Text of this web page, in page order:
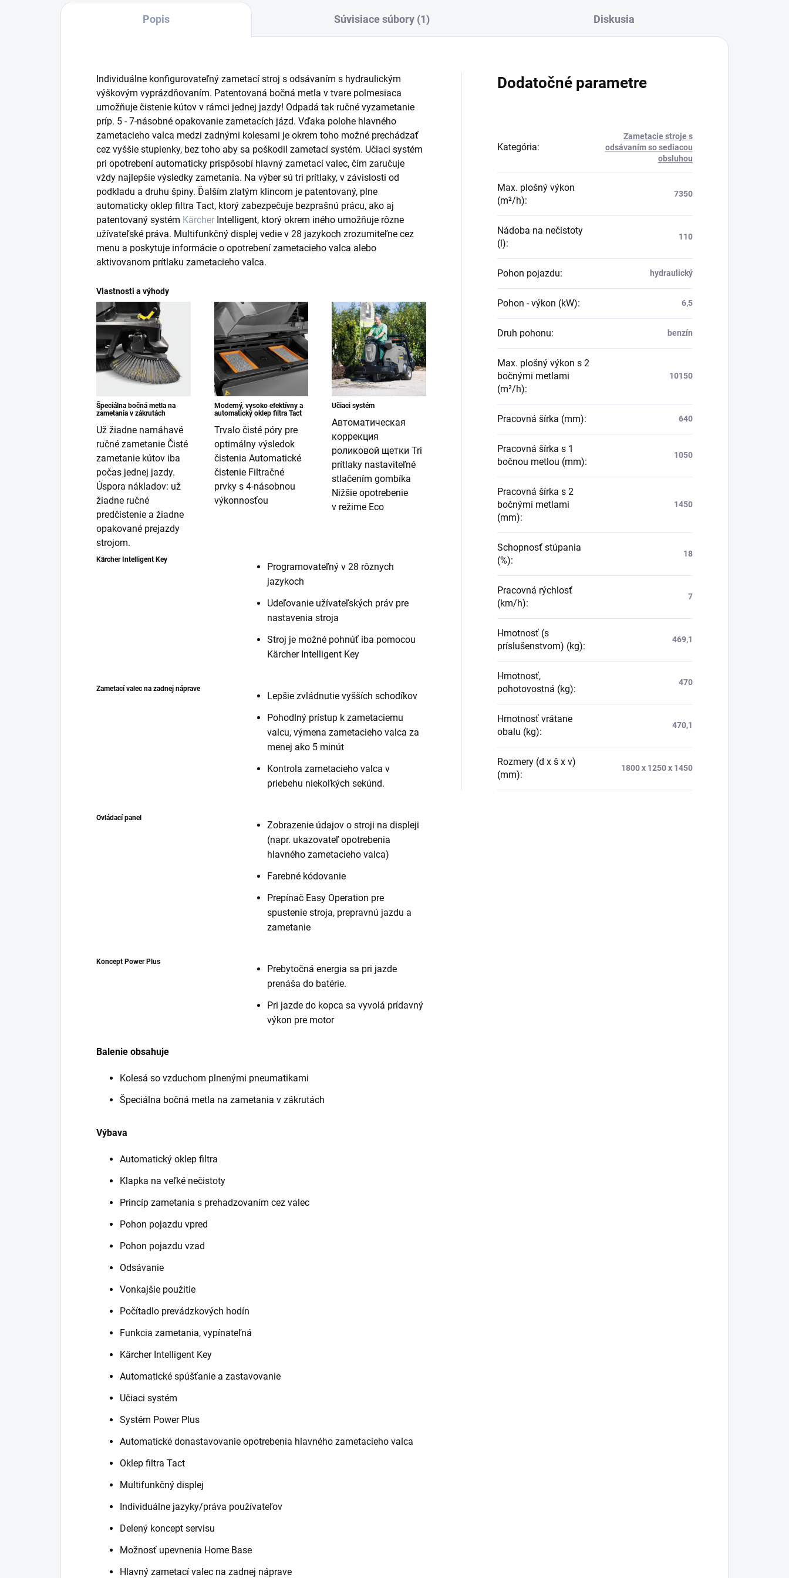
Popis Súvisiace súbory (1) Diskusia
Individuálne konfigurovateľný zametací stroj s odsávaním s hydraulickým
výškovým vyprázdňovaním. Patentovaná bočná metla v tvare polmesiaca
umožňuje čistenie kútov v rámci jednej jazdy! Odpadá tak ručné vyzametanie
príp. 5 - 7-násobné opakovanie zametacích jázd. Vďaka polohe hlavného
zametacieho valca medzi zadnými kolesami je okrem toho možné prechádzať
cez vyššie stupienky, bez toho aby sa poškodil zametací systém. Učiaci systém
pri opotrebení automaticky prispôsobí hlavný zametací valec, čím zaručuje
vždy najlepšie výsledky zametania. Na výber sú tri prítlaky, v závislosti od
podkladu a druhu špiny. Ďalším zlatým klincom je patentovaný, plne
automaticky oklep filtra Tact, ktorý zabezpečuje bezprašnú prácu, ako aj
patentovaný systém Kärcher Intelligent, ktorý okrem iného umožňuje rôzne
užívateľské práva. Multifunkčný displej vedie v 28 jazykoch zrozumiteľne cez
menu a poskytuje informácie o opotrebení zametacieho valca alebo
aktivovanom prítlaku zametacieho valca.
Vlastnosti a výhody
Špeciálna bočná metla na
zametania v zákrutách
Už žiadne namáhavé
ručné zametanie Čisté
zametanie kútov iba
počas jednej jazdy.
Úspora nákladov: už
žiadne ručné
predčistenie a žiadne
opakované prejazdy
strojom.
Moderný, vysoko efektívny a
automatický oklep filtra Tact
Trvalo čisté póry pre
optimálny výsledok
čistenia Automatické
čistenie Filtračné
prvky s 4-násobnou
výkonnosťou
Učiaci systém
Автоматическая
коррекция
роликовой щетки Tri
prítlaky nastaviteľné
stlačením gombíka
Nižšie opotrebenie
v režime Eco
Kärcher Intelligent Key
Programovateľný v 28 rôznych
jazykoch
Udeľovanie užívateľských práv pre
nastavenia stroja
Stroj je možné pohnúť iba pomocou
Kärcher Intelligent Key
Zametací valec na zadnej náprave
Lepšie zvládnutie vyšších schodíkov
Pohodlný prístup k zametaciemu
valcu, výmena zametacieho valca za
menej ako 5 minút
Kontrola zametacieho valca v
priebehu niekoľkých sekúnd.
Ovládací panel
Zobrazenie údajov o stroji na displeji
(napr. ukazovateľ opotrebenia
hlavného zametacieho valca)
Farebné kódovanie
Prepínač Easy Operation pre
spustenie stroja, prepravnú jazdu a
zametanie
Koncept Power Plus
Prebytočná energia sa pri jazde
prenáša do batérie.
Pri jazde do kopca sa vyvolá prídavný
výkon pre motor
Balenie obsahuje
Kolesá so vzduchom plnenými pneumatikami
Špeciálna bočná metla na zametania v zákrutách
Výbava
Automatický oklep filtra
Klapka na veľké nečistoty
Princíp zametania s prehadzovaním cez valec
Pohon pojazdu vpred
Pohon pojazdu vzad
Odsávanie
Vonkajšie použitie
Počítadlo prevádzkových hodín
Funkcia zametania, vypínateľná
Kärcher Intelligent Key
Automatické spúšťanie a zastavovanie
Učiaci systém
Systém Power Plus
Automatické donastavovanie opotrebenia hlavného zametacieho valca
Oklep filtra Tact
Multifunkčný displej
Individuálne jazyky/práva používateľov
Delený koncept servisu
Možnosť upevnenia Home Base
Hlavný zametací valec na zadnej náprave
Dodatočné parametre
Kategória:
Zametacie stroje s
odsávaním so sediacou
obsluhou
Max. plošný výkon
(m²/h):
7350
Nádoba na nečistoty
(l):
110
Pohon pojazdu: hydraulický
Pohon - výkon (kW): 6,5
Druh pohonu: benzín
Max. plošný výkon s 2
bočnými metlami
(m²/h):
10150
Pracovná šírka (mm): 640
Pracovná šírka s 1
bočnou metlou (mm):
1050
Pracovná šírka s 2
bočnými metlami
(mm):
1450
Schopnosť stúpania
(%):
18
Pracovná rýchlosť
(km/h):
7
Hmotnosť (s
príslušenstvom) (kg):
469,1
Hmotnosť,
pohotovostná (kg):
470
Hmotnosť vrátane
obalu (kg):
470,1
Rozmery (d x š x v)
(mm):
1800 x 1250 x 1450